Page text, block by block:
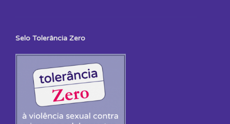
Selo Tolerância Zero